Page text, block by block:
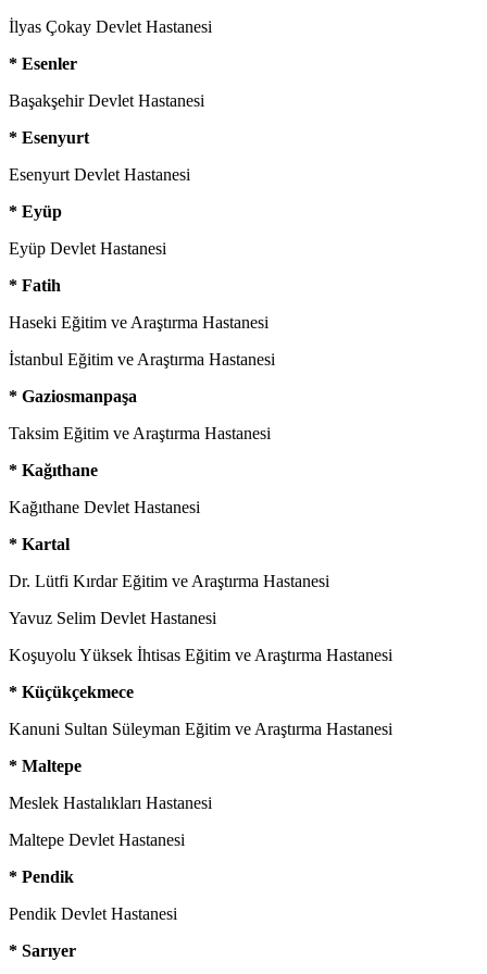
İlyas Çokay Devlet Hastanesi
* Esenler
Başakşehir Devlet Hastanesi
* Esenyurt
Esenyurt Devlet Hastanesi
* Eyüp
Eyüp Devlet Hastanesi
* Fatih
Haseki Eğitim ve Araştırma Hastanesi
İstanbul Eğitim ve Araştırma Hastanesi
* Gaziosmanpaşa
Taksim Eğitim ve Araştırma Hastanesi
* Kağıthane
Kağıthane Devlet Hastanesi
* Kartal
Dr. Lütfi Kırdar Eğitim ve Araştırma Hastanesi
Yavuz Selim Devlet Hastanesi
Koşuyolu Yüksek İhtisas Eğitim ve Araştırma Hastanesi
* Küçükçekmece
Kanuni Sultan Süleyman Eğitim ve Araştırma Hastanesi
* Maltepe
Meslek Hastalıkları Hastanesi
Maltepe Devlet Hastanesi
* Pendik
Pendik Devlet Hastanesi
* Sarıyer